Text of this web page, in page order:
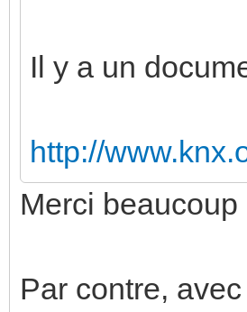
Il y a un
http://
Merci
Par contre,